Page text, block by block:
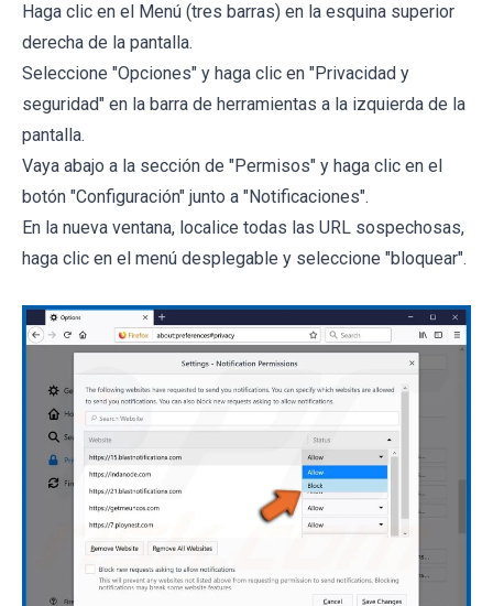
Haga clic en el Menú (tres barras) en la esquina superior
derecha de la pantalla.
Seleccione "Opciones" y haga clic en "Privacidad y
seguridad" en la barra de herramientas a la izquierda de la
pantalla.
Vaya abajo a la sección de "Permisos" y haga clic en el
botón "Configuración" junto a "Notificaciones".
En la nueva ventana, localice todas las URL sospechosas,
haga clic en el menú desplegable y seleccione "bloquear".